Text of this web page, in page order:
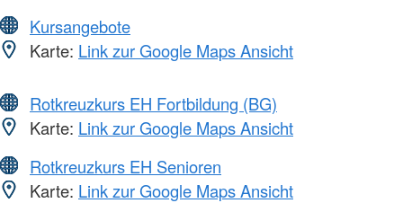
Kursangebote
Karte: Link zur Google Maps Ansicht
Rotkreuzkurs EH Fortbildung (BG)
Karte: Link zur Google Maps Ansicht
Rotkreuzkurs EH Senioren
Karte: Link zur Google Maps Ansicht